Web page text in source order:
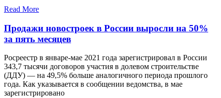
Read More
Продажи новостроек в России выросли на 50%
за пять месяцев
Росреестр в январе-мае 2021 года зарегистрировал в России
343,7 тысячи договоров участия в долевом строительстве
(ДДУ) — на 49,5% больше аналогичного периода прошлого
года. Как указывается в сообщении ведомства, в мае
зарегистрировано